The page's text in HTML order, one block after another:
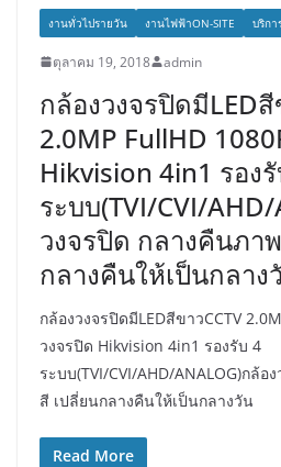
งานทั่วไปรายวัน งานไฟฟ้าON-SITE บริกา
ตุลาคม 19, 2018 admin
กล้องวงจรปิดมีLEDสี
2.0MP FullHD
Hikvision 4in1 รอง
ระบบ(TVI/CVI/
วงจรปิด กลางคืนภา
กลางคืนให้เป็นกลาง
กล้องวงจรปิดมีLEDสีขาวCCTV
วงจรปิด Hikvision 4in1 รองรับ 4
ระบบ(TVI/CVI/AHD/ANALOG)กล้
สี เปลี่ยนกลางคืนให้เป็นกลางวัน
Read More